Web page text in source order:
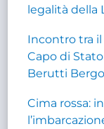
legalità della
Incontro tra il
Capo di
Berutti
Cima rossa: